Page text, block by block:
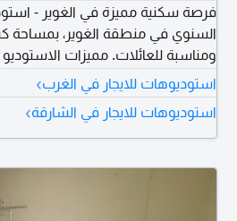
فرصة سكنية مميزة في الغوير -
السنوي في منطقة الغوير، بمساحة
ومناسبة للعائلات. مميزات
بناية نظيفة ومرتبة مناسب
العامة قريب من سوق الغوير
الآن قبل نفاد العرض
استوديوهات للايجار في الغرب›
استوديوهات للايجار في الشارقة›